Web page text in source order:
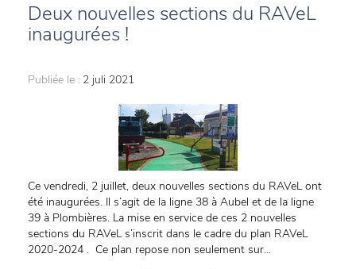
Deux nouvelles sections du RAVeL
inaugurées !
Publiée le : 2 juli 2021
Ce vendredi, 2 juillet, deux nouvelles sections du RAVeL ont
été inaugurées. Il s’agit de la ligne 38 à Aubel et de la ligne
39 à Plombières. La mise en service de ces 2 nouvelles
sections du RAVeL s’inscrit dans le cadre du plan RAVeL
2020-2024 . Ce plan repose non seulement sur...